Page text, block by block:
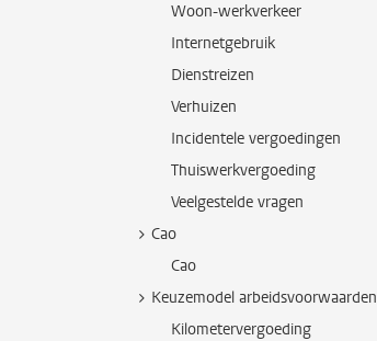
Woon-werkverkeer
Internetgebruik
Dienstreizen
Verhuizen
Incidentele vergoedingen
Thuiswerkvergoeding
Veelgestelde vragen
Cao
Cao
Keuzemodel arbeidsvoorwaarden
Kilometervergoeding